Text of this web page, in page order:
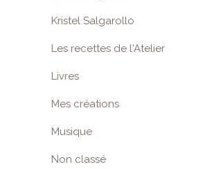
Kristel Salgarollo
Les recettes de l'Atelier
Livres
Mes créations
Musique
Non classé